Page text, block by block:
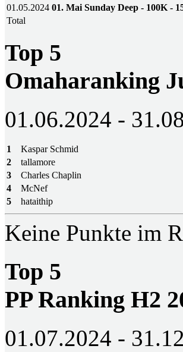
01.05.2024 01. Mai Sunday Deep - 100K -
Total
Top 5
Omaharanking
01.06.2024 -
1
Kaspar Schmid
2
tallamore
3
Charles Chaplin
4
McNef
5
hataithip
Keine Punkte im
Top 5
PP Ranking H2
01.07.2024 -